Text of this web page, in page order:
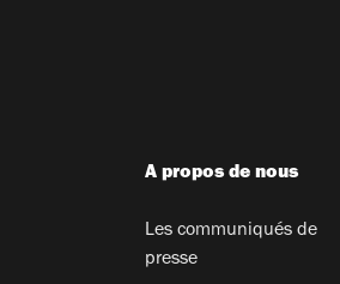
A propos de nous
Les communiqués de
presse